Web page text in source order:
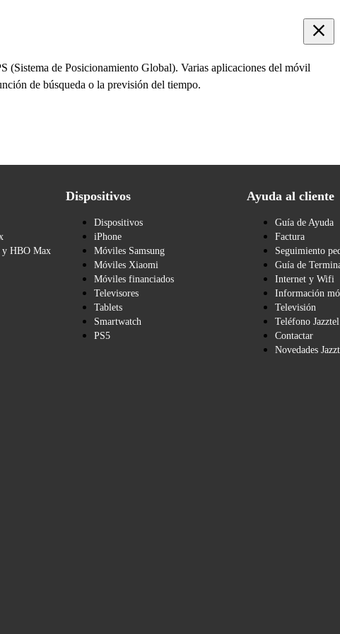
(Sistema de Posicionamiento Global). Varias aplicaciones del móvil
de búsqueda o la previsión del tiempo.
y HBO Max
Dispositivos
Dispositivos
iPhone
Móviles Samsung
Móviles Xiaomi
Móviles financiados
Televisores
Tablets
Smartwatch
PS5
Ayuda al cliente
Guía de Ayuda
Factura
Seguimiento
Guía de
Internet y Wifi
Información
Televisión
Teléfono Jazztel
Contactar
Novedades